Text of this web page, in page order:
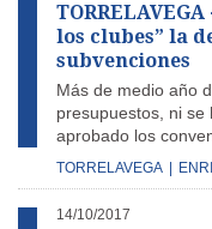
los clubes” la
subvenciones
Más de medio año
presupuestos, ni se
aprobado los
TORRELAVEGA
14/10/2017